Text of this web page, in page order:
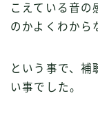
こえている音の
のかよくわから
という事で、補
い事でした。